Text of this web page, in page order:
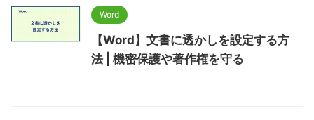
Word
【Word】文書に透かしを設定する方
法 | 機密保護や著作権を守る